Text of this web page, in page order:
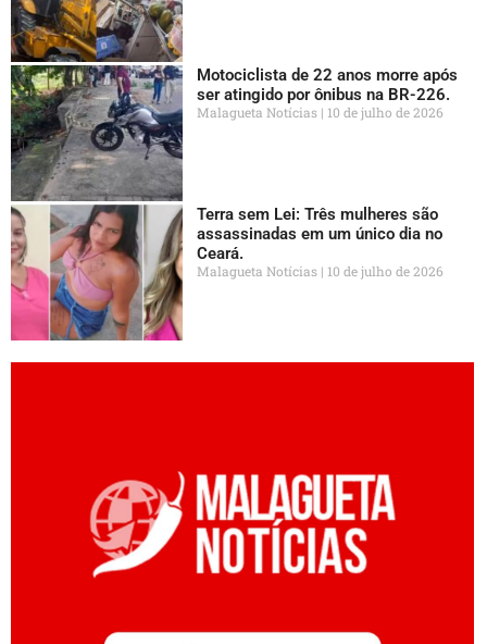
Motociclista de 22 anos morre após
ser atingido por ônibus na BR-226.
Malagueta Notícias 10 de julho de 2026
Terra sem Lei: Três mulheres são
assassinadas em um único dia no
Ceará.
Malagueta Notícias 10 de julho de 2026